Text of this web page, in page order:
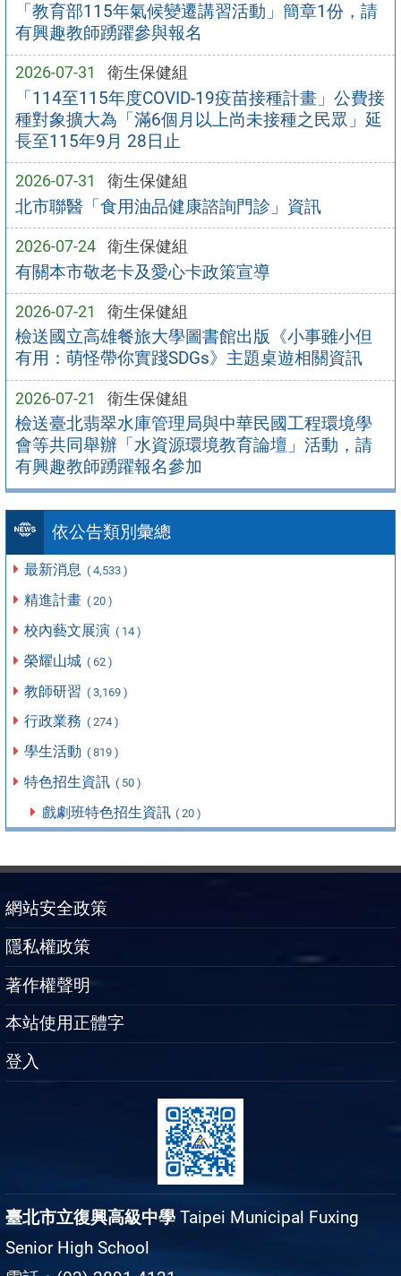
「教育部115年氣候變遷講習活動」簡章1份，請
有興趣教師踴躍參與報名
2026-07-31 衛生保健組
「114至115年度COVID-19疫苗接種計畫」公費接
種對象擴大為「滿6個月以上尚未接種之民眾」延
長至115年9月 28日止
2026-07-31 衛生保健組
北市聯醫「食用油品健康諮詢門診」資訊
2026-07-24 衛生保健組
有關本市敬老卡及愛心卡政策宣導
2026-07-21 衛生保健組
檢送國立高雄餐旅大學圖書館出版《小事雖小但
有用：萌怪帶你實踐SDGs》主題桌遊相關資訊
2026-07-21 衛生保健組
檢送臺北翡翠水庫管理局與中華民國工程環境學
會等共同舉辦「水資源環境教育論壇」活動，請
有興趣教師踴躍報名參加
依公告類別彙總
最新消息 ( 4,533 )
精進計畫 ( 20 )
校內藝文展演 ( 14 )
榮耀山城 ( 62 )
教師研習 ( 3,169 )
行政業務 ( 274 )
學生活動 ( 819 )
特色招生資訊 ( 50 )
戲劇班特色招生資訊 ( 20 )
網站安全政策
隱私權政策
著作權聲明
本站使用正體字
登入
臺北市立復興高級中學 Taipei Municipal Fuxing
Senior High School